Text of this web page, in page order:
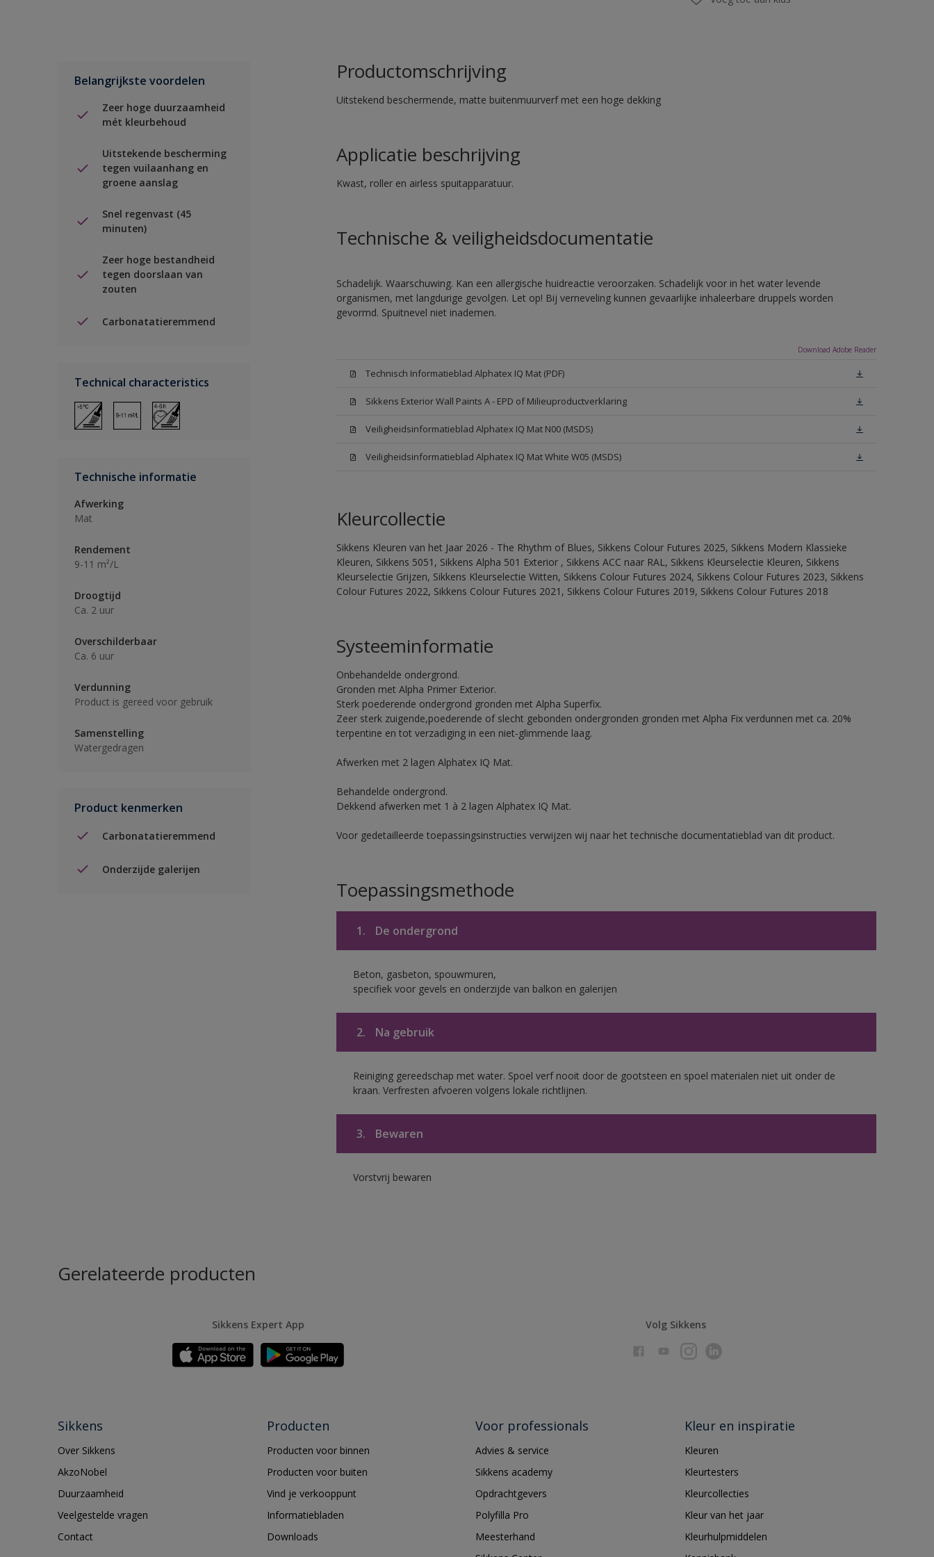
Belangrijkste voordelen
Zeer hoge duurzaamheid
mét kleurbehoud
Uitstekende bescherming
tegen vuilaanhang en
groene aanslag
Snel regenvast (45
minuten)
Zeer hoge bestandheid
tegen doorslaan van
zouten
Carbonatatieremmend
Technical characteristics
Technische informatie
Afwerking
Mat
Rendement
9-11 m²/L
Droogtijd
Ca. 2 uur
Overschilderbaar
Ca. 6 uur
Verdunning
Product is gereed voor gebruik
Samenstelling
Watergedragen
Product kenmerken
Carbonatatieremmend
Onderzijde galerijen
Productomschrijving
Uitstekend beschermende, matte buitenmuurverf met een hoge dekking
Applicatie beschrijving
Kwast, roller en airless spuitapparatuur.
Technische & veiligheidsdocumentatie
Schadelijk. Waarschuwing. Kan een allergische huidreactie veroorzaken. Schadelijk voor in het water levende
organismen, met langdurige gevolgen. Let op! Bij verneveling kunnen gevaarlijke inhaleerbare druppels worden
gevormd. Spuitnevel niet inademen.
Download Adobe Reader
Technisch Informatieblad Alphatex IQ Mat (PDF)
Sikkens Exterior Wall Paints A - EPD of Milieuproductverklaring
Veiligheidsinformatieblad Alphatex IQ Mat N00 (MSDS)
Veiligheidsinformatieblad Alphatex IQ Mat White W05 (MSDS)
Kleurcollectie
Sikkens Kleuren van het Jaar 2026 - The Rhythm of Blues, Sikkens Colour Futures 2025, Sikkens Modern Klassieke
Kleuren, Sikkens 5051, Sikkens Alpha 501 Exterior , Sikkens ACC naar RAL, Sikkens Kleurselectie Kleuren, Sikkens
Kleurselectie Grijzen, Sikkens Kleurselectie Witten, Sikkens Colour Futures 2024, Sikkens Colour Futures 2023, Sikkens
Colour Futures 2022, Sikkens Colour Futures 2021, Sikkens Colour Futures 2019, Sikkens Colour Futures 2018
Systeeminformatie
Onbehandelde ondergrond.
Gronden met Alpha Primer Exterior.
Sterk poederende ondergrond gronden met Alpha Superfix.
Zeer sterk zuigende,poederende of slecht gebonden ondergronden gronden met Alpha Fix verdunnen met ca. 20%
terpentine en tot verzadiging in een niet-glimmende laag.
Afwerken met 2 lagen Alphatex IQ Mat.
Behandelde ondergrond.
Dekkend afwerken met 1 à 2 lagen Alphatex IQ Mat.
Voor gedetailleerde toepassingsinstructies verwijzen wij naar het technische documentatieblad van dit product.
Toepassingsmethode
1. De ondergrond
Beton, gasbeton, spouwmuren,
specifiek voor gevels en onderzijde van balkon en galerijen
2. Na gebruik
Reiniging gereedschap met water. Spoel verf nooit door de gootsteen en spoel materialen niet uit onder de
kraan. Verfresten afvoeren volgens lokale richtlijnen.
3. Bewaren
Vorstvrij bewaren
Gerelateerde producten
Sikkens Expert App Volg Sikkens
Sikkens
Over Sikkens
AkzoNobel
Duurzaamheid
Veelgestelde vragen
Contact
Producten
Producten voor binnen
Producten voor buiten
Vind je verkooppunt
Informatiebladen
Downloads
Voor professionals
Advies & service
Sikkens academy
Opdrachtgevers
Polyfilla Pro
Meesterhand
Kleur en inspiratie
Kleuren
Kleurtesters
Kleurcollecties
Kleur van het jaar
Kleurhulpmiddelen